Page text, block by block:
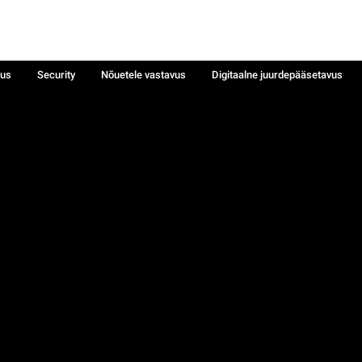
Security Nõuetele vastavus
Digitaalne juurdepääsetavus